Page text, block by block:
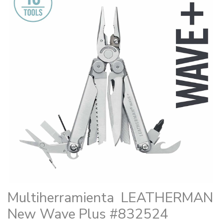
Multiherramienta LEATHERMAN
New Wave Plus #832524